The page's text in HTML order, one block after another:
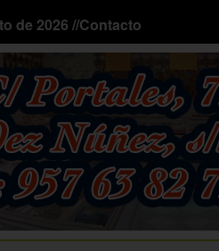
de 2026 //Contacto